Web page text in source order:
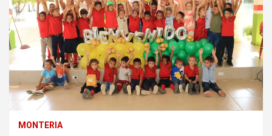
MONTERIA